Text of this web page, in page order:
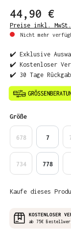
44,90 €
Preise inkl.
Nicht mehr
✔️ Exklusive
✔️ Kostenloser
✔️ 30 Tage
Größeauswählen
678 7
734 778
Kaufe dieses
KOSTENLOSER
ab 75€